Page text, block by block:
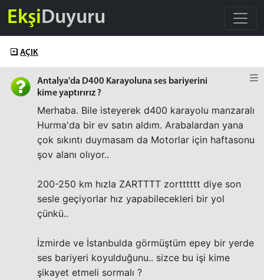
EkşiDuyuru
AÇIK
Antalya'da D400 Karayoluna ses bariyerini
kime yaptırırız ?
Merhaba. Bile isteyerek d400 karayolu manzaralı
Hurma'da bir ev satın aldım. Arabalardan yana
çok sıkıntı duymasam da Motorlar için haftasonu
şov alanı olıyor..
200-250 km hızla ZARTTTT zortttttt diye son
sesle geçiyorlar hız yapabilecekleri bir yol
çünkü..
İzmirde ve İstanbulda görmüştüm epey bir yerde
ses bariyeri koyulduğunu.. sizce bu işi kime
şikayet etmeli sormalı ?